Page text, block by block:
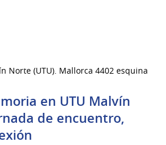
Norte (UTU). Mallorca 4402 esquina
en UTU Malvín
de encuentro,